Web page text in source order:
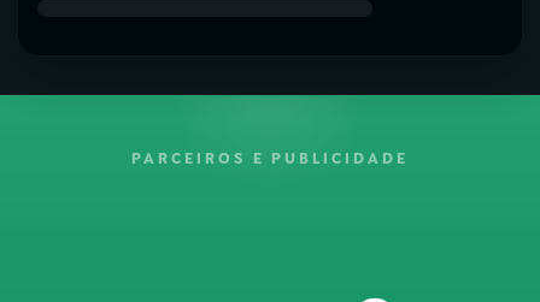
PARCEIROS E PUBLICIDADE